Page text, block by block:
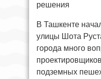
решения
В Ташкенте
улицы Шота
города много
подземных